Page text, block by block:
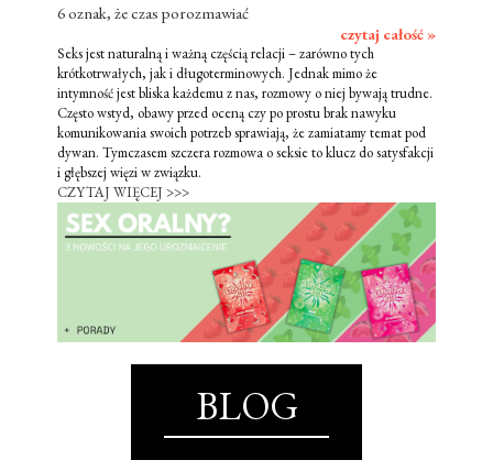
6 oznak, że czas porozmawiać
czytaj całość »
Seks jest naturalną i ważną częścią relacji – zarówno tych
krótkotrwałych, jak i długoterminowych. Jednak mimo że
intymność jest bliska każdemu z nas, rozmowy o niej bywają trudne.
Często wstyd, obawy przed oceną czy po prostu brak nawyku
komunikowania swoich potrzeb sprawiają, że zamiatamy temat pod
dywan. Tymczasem szczera rozmowa o seksie to klucz do satysfakcji
i głębszej więzi w związku.
CZYTAJ WIĘCEJ >>>
BLOG